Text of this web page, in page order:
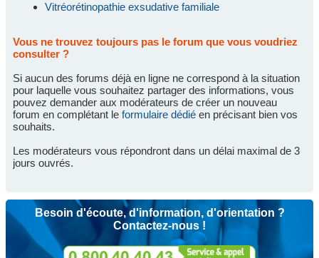
Vitréorétinopathie exsudative familiale
Vous ne trouvez toujours pas le forum que vous voudriez
consulter ?
Si aucun des forums déjà en ligne ne correspond à la situation
pour laquelle vous souhaitez partager des informations, vous
pouvez demander aux modérateurs de créer un nouveau
forum en complétant le formulaire dédié en précisant bien vos
souhaits.
Les modérateurs vous répondront dans un délai maximal de 3
jours ouvrés.
Besoin d'écoute, d'information, d'orientation ?
Contactez-nous !